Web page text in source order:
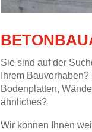
Sie sind auf der
Ihrem Bauvorhaben?
Bodenplatten,
ähnliches?
Wir können Ihnen